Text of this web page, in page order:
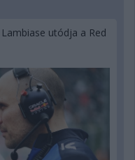
utódja a Red